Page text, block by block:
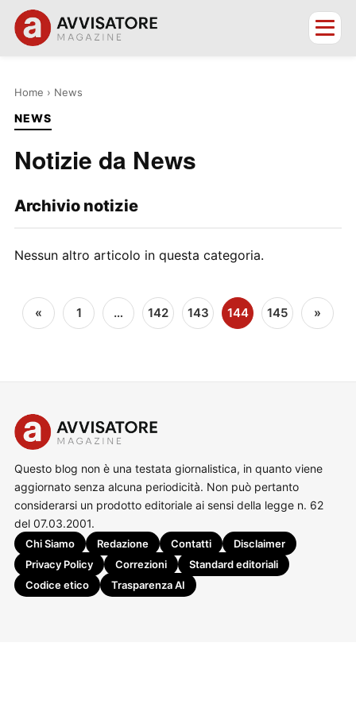
Home › News
NEWS
Notizie da News
Archivio notizie
Nessun altro articolo in questa categoria.
« 1 … 142 143 144 145 »
Questo blog non è una testata giornalistica, in quanto viene
aggiornato senza alcuna periodicità. Non può pertanto
considerarsi un prodotto editoriale ai sensi della legge n. 62
del 07.03.2001.
Chi Siamo Redazione Contatti
Disclaimer
Privacy Policy
Correzioni
Standard editoriali
Codice etico
Trasparenza AI